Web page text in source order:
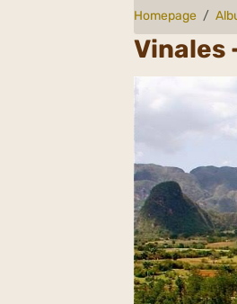
Homepage
Vinales